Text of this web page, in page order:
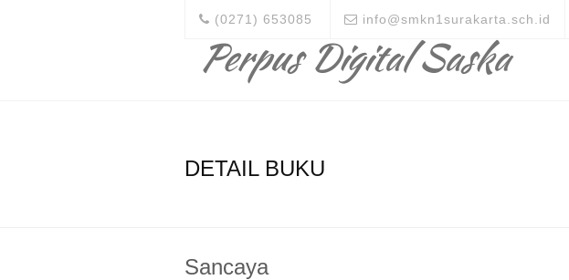
(0271) 653085 info@smkn1surakarta.sch.id
Perpus Digital Saska
DETAIL BUKU
Sancaya